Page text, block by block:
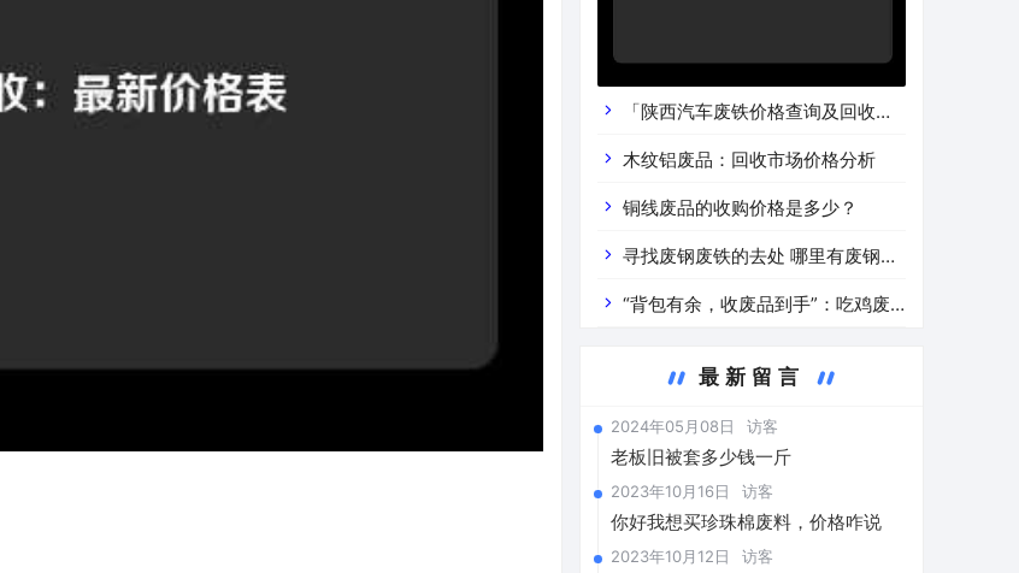
「陕西汽车废铁价格查询及回收渠
道分析」 陕西车辆废铁价是什么
木纹铝废品：回收市场价格分析
铜线废品的收购价格是多少？
寻找废钢废铁的去处 哪里有废钢废
铁 “背包有余，收废品到手”：吃鸡废
最新留言
2024年05月08日 访客
老板旧被套多少钱一斤
2023年10月16日 访客
你好我想买珍珠棉废料，价格咋说
2023年10月12日 访客